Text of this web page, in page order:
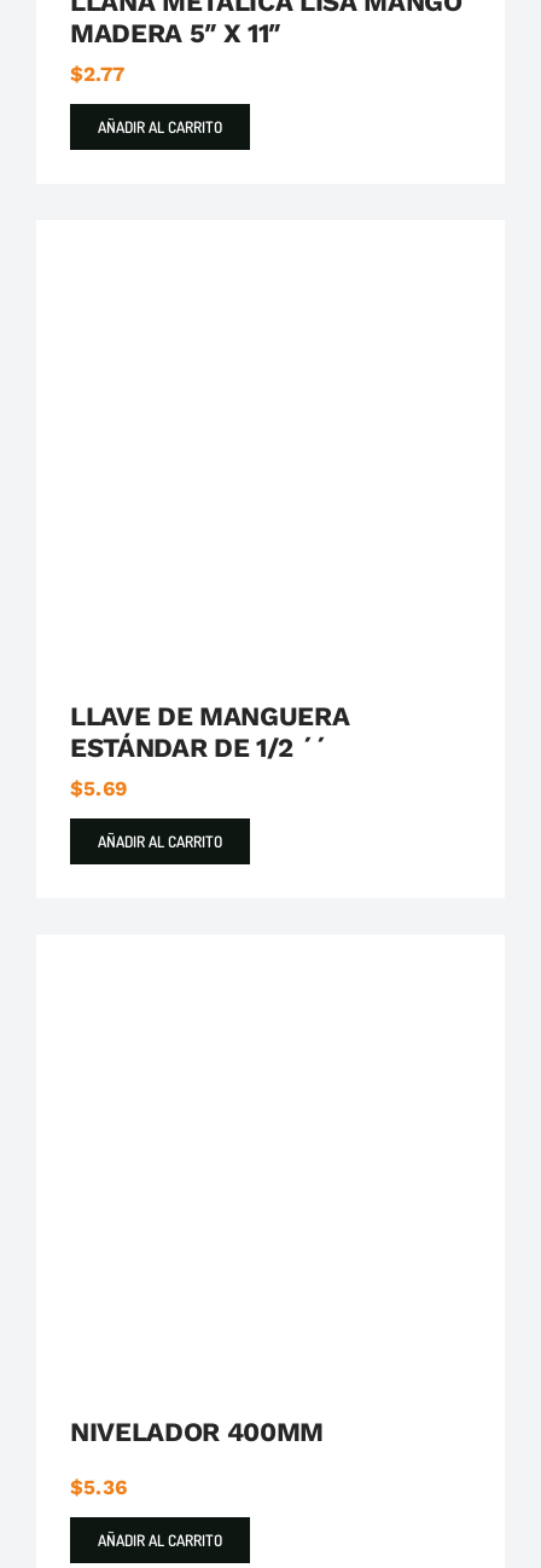
MADERA 5″ X 11″
$2.77
AÑADIR AL CARRITO
LLAVE DE MANGUERA
ESTÁNDAR DE 1/2 ´´
$5.69
AÑADIR AL CARRITO
NIVELADOR 400MM
$5.36
AÑADIR AL CARRITO